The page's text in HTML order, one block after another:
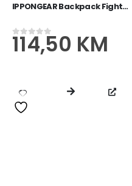
IPPONGEAR Backpack Fighter 2
0 od 5
114,50 KM